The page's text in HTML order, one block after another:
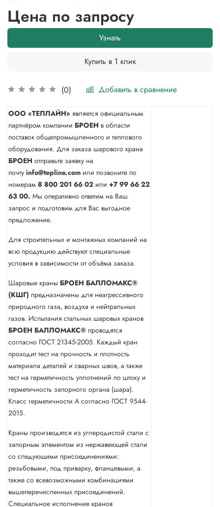
(0) Добавить в сравнение
Цена по запросу
Узнать
Купить в 1 клик
ООО «ТЕПЛАЙН» является официальным
партнёром компании БРОЕН в области
поставок общепромышленного и теплового
оборудования. Для заказа шарового крана
БРОЕН отправьте заявку на
почту info@tepline.com или позвоните по
номерам 8 800 201 66 02 или +7 99 66 22
63 00. Мы оперативно ответим на Ваш
запрос и подготовим для Вас выгодное
предложение.
Для строительных и монтажных компаний на
всю продукцию действуют специальные
условия в зависимости от объёма заказа.
Шаровые краны БРОЕН БАЛЛОМАКС®
(КШГ) предназначены для неагрессивного
природного газа, воздуха и нейтральных
газов. Испытания стальных шаровых кранов
БРОЕН БАЛЛОМАКС® проводятся
согласно ГОСТ 21345-2005. Каждый кран
проходит тест на прочность и плотность
материала деталей и сварных швов, а также
тест на герметичность уплотнений по штоку и
герметичность запорного органа (шара).
Класс герметичности А согласно ГОСТ 9544-
2015.
Краны производятся из углеродистой стали с
запорным элементом из нержавеющей стали
со следующими присоединениями:
резьбовыми, под приварку, фланцевыми, а
также со всевозможными комбинациями
вышеперечисленных присоединений.
Специальное исполнение кранов